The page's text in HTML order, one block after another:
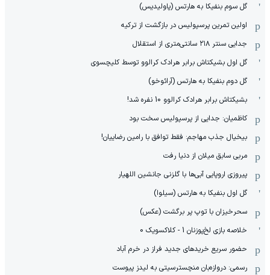
گل سوم بنفیکا به هارتس (پاولیدیس)
اولین تمرین پرسپولیس در بازگشت از ترکیه
جدایی سنتر ۲۱۸ سانتی‌متری از استقلال
گل اول بشیکتاش برابر هرادک کرالوو توسط کلیچسوی
گل دوم بنفیکا به هارتس (آرائوخو)
بشیکتاش برابر هرادک کرالوو 10 نفره شد!
کاظمیان: جدایی از پرسپولیس سخت بود
بیخیال جذب مهاجم: فقط توافق با رامین رضاییان!
مربی سابق میلان از دنیا رفت
پیروزی اروپایی آبی‌ها با گلزنی جانشین اللهیار
گل اول بنفیکا به هارتس (سیلوا)
سحرخیزان با توپ پر برگشت (عکس)
خلاصه بازی لخ‌پوزنان 1 - کلاکسویک 0
حضور سریع خریدهای جدید فراز در خرم آباد
رسمی: دروازه‌بان منچسترسیتی به لیدز پیوست